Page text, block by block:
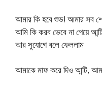
আমার কি হবে শুভ! আমার সব
আমি কি করব ভেবে না পেয়ে
আর সুযোগে বলে ফেললাম
আমাকে মাফ করে দিও আন্টি,